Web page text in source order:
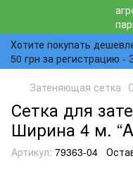
Хотите покупать
50 грн за
Затеняющая сетка
Сетка для
Ширина 4 м.
Артикул: 79363-04